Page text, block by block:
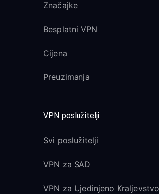
Značajke
Besplatni VPN
Cijena
Preuzimanja
VPN poslužitelji
Svi poslužitelji
VPN za SAD
VPN za Ujedinjeno Kraljevstvo